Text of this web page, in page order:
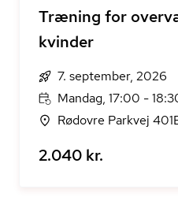
Træning for
kvinder
7. september, 2026
Mandag, 17:00 -
Rødovre Parkvej
2.040 kr.